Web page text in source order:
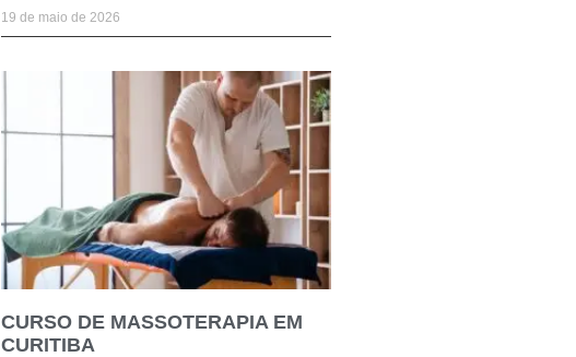
19 de maio de 2026
CURSO DE MASSOTERAPIA EM
CURITIBA